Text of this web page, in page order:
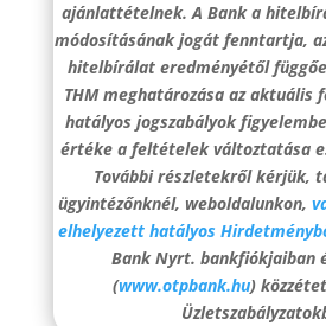
ajánlattételnek. A Bank a
módosításának jogát fenntartja,
hitelbírálat eredményétől
THM meghatározása az
hatályos jogszabályok
értéke a feltételek változtatása
További részletekről kérjük,
ügyintézőnknél, weboldalunkon,
elhelyezett hatályos
Bank Nyrt. bankfiókjaiban
(www.otpbank.hu)